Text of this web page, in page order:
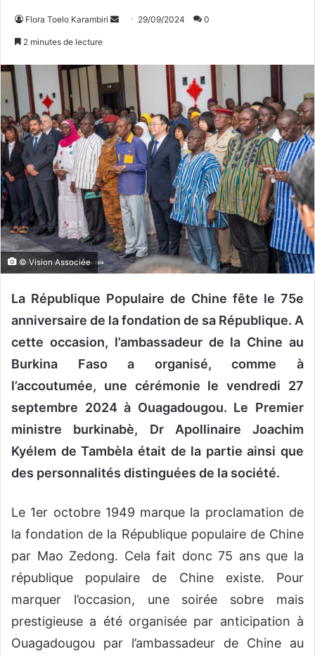
Flora Toelo Karambiri
o
r
u
n
c
o
u
r
r
i
e
29/09/2024 0
2 minutes de lecture
© Vision Associée
La République Populaire de Chine fête le 75e
anniversaire de la fondation de sa République. A
cette occasion, l’ambassadeur de la Chine au
Burkina Faso a organisé, comme à
l’accoutumée, une cérémonie le vendredi 27
septembre 2024 à Ouagadougou. Le Premier
ministre burkinabè, Dr Apollinaire Joachim
Kyélem de Tambèla était de la partie ainsi que
des personnalités distinguées de la société.
Le 1er octobre 1949 marque la proclamation de
la fondation de la République populaire de Chine
par Mao Zedong. Cela fait donc 75 ans que la
république populaire de Chine existe. Pour
marquer l’occasion, une soirée sobre mais
prestigieuse a été organisée par anticipation à
Ouagadougou par l’ambassadeur de Chine au